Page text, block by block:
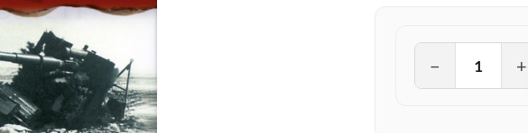
− +